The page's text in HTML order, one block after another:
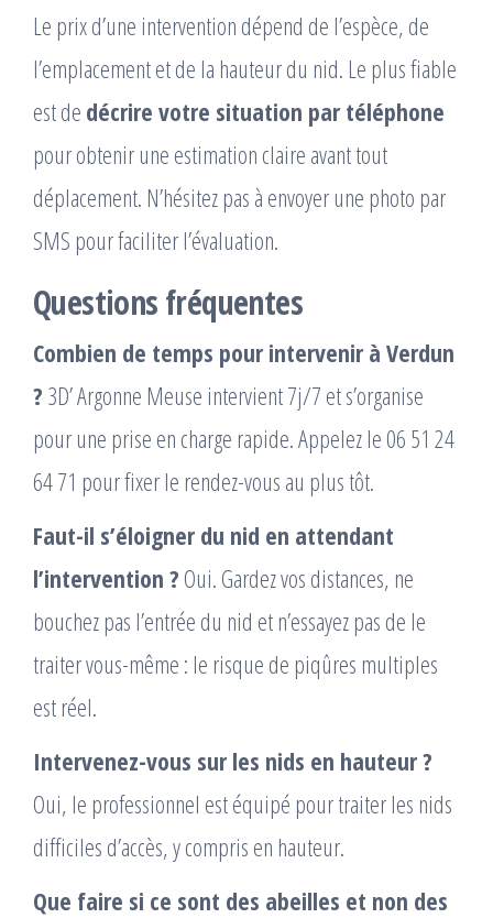
Le prix d’une intervention dépend de l’espèce, de
l’emplacement et de la hauteur du nid. Le plus fiable
est de décrire votre situation par téléphone
pour obtenir une estimation claire avant tout
déplacement. N’hésitez pas à envoyer une photo par
SMS pour faciliter l’évaluation.
Questions fréquentes
Combien de temps pour intervenir à Verdun
? 3D’ Argonne Meuse intervient 7j/7 et s’organise
pour une prise en charge rapide. Appelez le 06 51 24
64 71 pour fixer le rendez-vous au plus tôt.
Faut-il s’éloigner du nid en attendant
l’intervention ? Oui. Gardez vos distances, ne
bouchez pas l’entrée du nid et n’essayez pas de le
traiter vous-même : le risque de piqûres multiples
est réel.
Intervenez-vous sur les nids en hauteur ?
Oui, le professionnel est équipé pour traiter les nids
difficiles d’accès, y compris en hauteur.
Que faire si ce sont des abeilles et non des